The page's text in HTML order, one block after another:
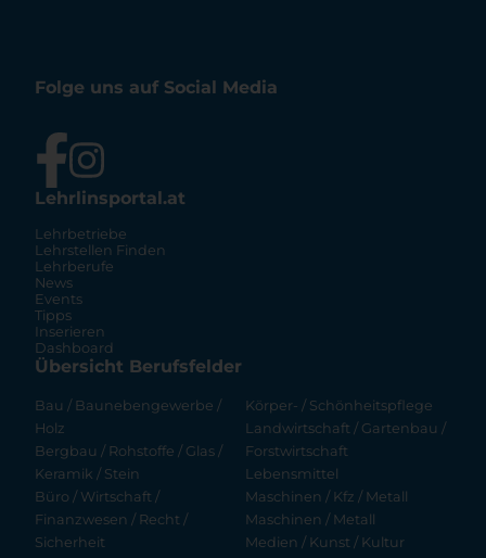
Folge uns auf Social Media
Lehrlinsportal.at
Lehrbetriebe
Lehrstellen Finden
Lehrberufe
News
Events
Tipps
Inserieren
Dashboard
Übersicht Berufsfelder
Bau / Baunebengewerbe /
Holz
Bergbau / Rohstoffe / Glas /
Keramik / Stein
Büro / Wirtschaft /
Finanzwesen / Recht /
Sicherheit
Körper- / Schönheitspflege
Landwirtschaft / Gartenbau /
Forstwirtschaft
Lebensmittel
Maschinen / Kfz / Metall
Maschinen / Metall
Medien / Kunst / Kultur